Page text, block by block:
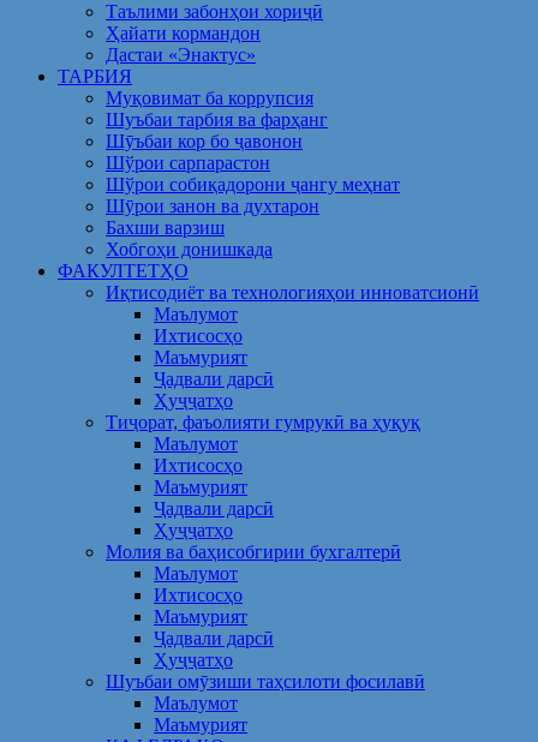
Таълими забонҳои хориҷӣ
Ҳайати кормандон
Дастаи «Энактус»
ТАРБИЯ
Муқовимат ба коррупсия
Шуъбаи тарбия ва фарҳанг
Шӯъбаи кор бо ҷавонон
Шўрои сарпарастон
Шўрои собиқадорони ҷангу меҳнат
Шӯрои занон ва духтарон
Бахши варзиш
Хобгоҳи донишкада
ФАКУЛТЕТҲО
Иқтисодиёт ва технологияҳои инноватсионӣ
Маълумот
Ихтисосҳо
Маъмурият
Ҷадвали дарсӣ
Ҳуҷҷатҳо
Тиҷорат, фаъолияти гумрукӣ ва ҳуқуқ
Маълумот
Ихтисосҳо
Маъмурият
Ҷадвали дарсӣ
Ҳуҷҷатҳо
Молия ва баҳисобгирии бухгалтерӣ
Маълумот
Ихтисосҳо
Маъмурият
Ҷадвали дарсӣ
Ҳуҷҷатҳо
Шуъбаи омӯзиши таҳсилоти фосилавӣ
Маълумот
Маъмурият